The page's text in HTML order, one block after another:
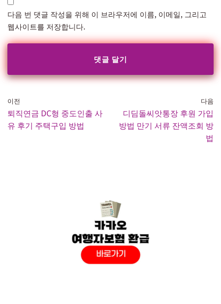
다음 번 댓글 작성을 위해 이 브라우저에 이름, 이메일, 그리고
웹사이트를 저장합니다.
이전
퇴직연금 DC형 중도인출 사
유 후기 주택구입 방법
다음
디딤돌씨앗통장 후원 가입
방법 만기 서류 잔액조회 방
법